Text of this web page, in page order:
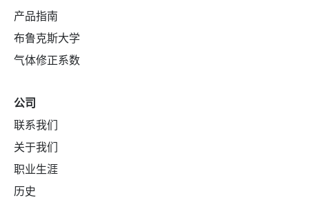
产品指南
布鲁克斯大学
气体修正系数
公司
联系我们
关于我们
职业生涯
历史